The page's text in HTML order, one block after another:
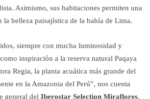
Asimismo, sus habitaciones permiten una
la belleza paisajística de la bahía de Lima.
siempre con mucha luminosidad y
inspiración a la reserva natural Paqaya
Regia, la planta acuática más grande del
en la Amazonia del Perú”, nos cuenta
general del Iberostar Selection Miraflores.